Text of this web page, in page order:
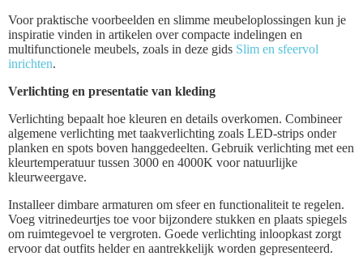
Voor praktische voorbeelden en slimme meubeloplossingen kun je
inspiratie vinden in artikelen over compacte indelingen en
multifunctionele meubels, zoals in deze gids Slim en sfeervol
inrichten.
Verlichting en presentatie van kleding
Verlichting bepaalt hoe kleuren en details overkomen. Combineer
algemene verlichting met taakverlichting zoals LED-strips onder
planken en spots boven hanggedeelten. Gebruik verlichting met een
kleurtemperatuur tussen 3000 en 4000K voor natuurlijke
kleurweergave.
Installeer dimbare armaturen om sfeer en functionaliteit te regelen.
Voeg vitrinedeurtjes toe voor bijzondere stukken en plaats spiegels
om ruimtegevoel te vergroten. Goede verlichting inloopkast zorgt
ervoor dat outfits helder en aantrekkelijk worden gepresenteerd.